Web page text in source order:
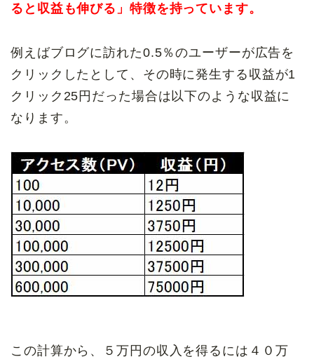
ると収益も伸びる」特徴を持っています。
例えばブログに訪れた0.5％のユーザーが広告を
クリックしたとして、その時に発生する収益が1
クリック25円だった場合は以下のような収益に
なります。
この計算から、５万円の収入を得るには４０万